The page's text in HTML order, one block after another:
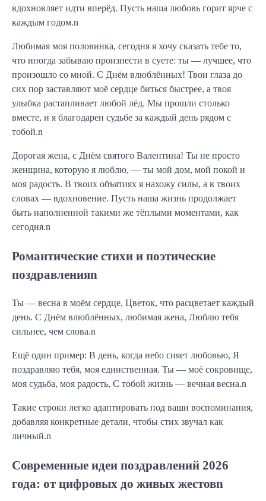
вдохновляет идти вперёд. Пусть наша любовь горит ярче с
каждым годом.n
Любимая моя половинка, сегодня я хочу сказать тебе то,
что иногда забываю произнести в суете: ты — лучшее, что
произошло со мной. С Днём влюблённых! Твои глаза до
сих пор заставляют моё сердце биться быстрее, а твоя
улыбка растапливает любой лёд. Мы прошли столько
вместе, и я благодарен судьбе за каждый день рядом с
тобой.n
Дорогая жена, с Днём святого Валентина! Ты не просто
женщина, которую я люблю, — ты мой дом, мой покой и
моя радость. В твоих объятиях я нахожу силы, а в твоих
словах — вдохновение. Пусть наша жизнь продолжает
быть наполненной такими же тёплыми моментами, как
сегодня.n
Романтические стихи и поэтические
поздравленияn
Ты — весна в моём сердце, Цветок, что расцветает каждый
день. С Днём влюблённых, любимая жена, Люблю тебя
сильнее, чем слова.n
Ещё один пример: В день, когда небо сияет любовью, Я
поздравляю тебя, моя единственная. Ты — моё сокровище,
моя судьба, моя радость, С тобой жизнь — вечная весна.n
Такие строки легко адаптировать под ваши воспоминания,
добавляя конкретные детали, чтобы стих звучал как
личный.n
Современные идеи поздравлений 2026
года: от цифровых до живых жестовn